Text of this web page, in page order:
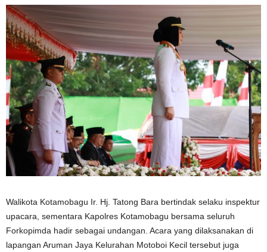
Walikota Kotamobagu Ir. Hj. Tatong Bara bertindak selaku inspektur
upacara, sementara Kapolres Kotamobagu bersama seluruh
Forkopimda hadir sebagai undangan. Acara yang dilaksanakan di
lapangan Aruman Jaya Kelurahan Motoboi Kecil tersebut juga